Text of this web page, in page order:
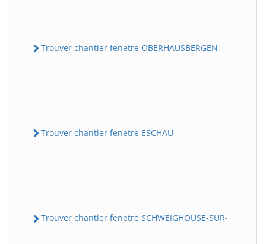
Trouver chantier fenetre OBERHAUSBERGEN
Trouver chantier fenetre ESCHAU
Trouver chantier fenetre SCHWEIGHOUSE-SUR-